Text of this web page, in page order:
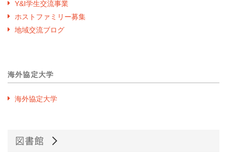
Y&I学生交流事業
ホストファミリー募集
地域交流ブログ
海外協定大学
海外協定大学
図書館